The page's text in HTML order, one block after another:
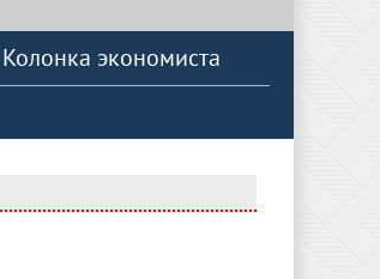
Колонка экономиста